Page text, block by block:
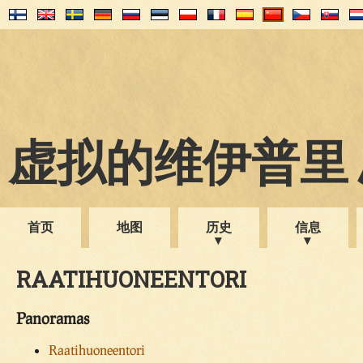
虚拟的维伊普里
首页 地图 历史 信息
RAATIHUONEENTORI
Panoramas
Raatihuoneentori